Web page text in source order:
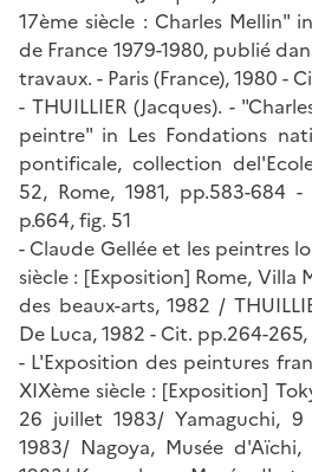
17ème siècle : Charles Mellin"
de France 1979-1980, publié
travaux. - Paris (France), 1980 -
- THUILLIER (Jacques). -
peintre" in Les Fondations
pontificale, collection
52, Rome, 1981, pp.583-684
p.664, fig. 51
- Claude Gellée et les peintres
siècle : [Exposition] Rome, Villa
des beaux-arts, 1982 /
De Luca, 1982 - Cit. pp.264-
- L'Exposition des peintures
XIXème siècle : [Exposition]
26 juillet 1983/ Yamaguchi,
1983/ Nagoya, Musée